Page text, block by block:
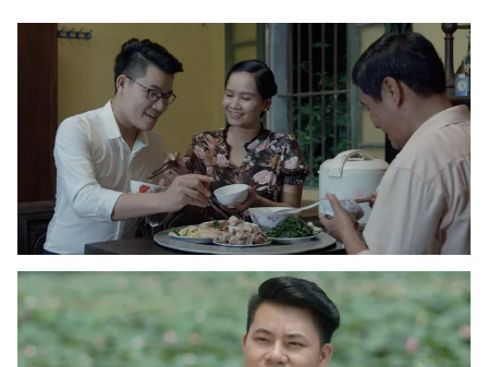
Phó Tổng Biên tập: Nguyễn Thị Mỹ Hạnh, Phạm Quốc Thắng,
Nguyễn Trọng Ninh
Tổng đài VTV:024.38 355 931 - 024.38 355 932
Ðiện thoại Thời báo VTV:
024.66 897 897
Email:
toasoan@vtv.vn
Liên hệ quảng cáo:024-7300.7108